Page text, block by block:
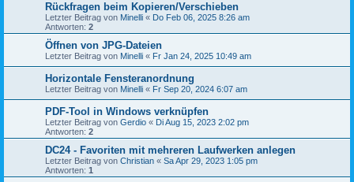
Rückfragen beim Kopieren/Verschieben
Letzter Beitrag von Minelli « Do Feb 06, 2025 8:26 am
Antworten: 2
Öffnen von JPG-Dateien
Letzter Beitrag von Minelli « Fr Jan 24, 2025 10:49 am
Horizontale Fensteranordnung
Letzter Beitrag von Minelli « Fr Sep 20, 2024 6:07 am
PDF-Tool in Windows verknüpfen
Letzter Beitrag von Gerdio « Di Aug 15, 2023 2:02 pm
Antworten: 2
DC24 - Favoriten mit mehreren Laufwerken anlegen
Letzter Beitrag von Christian « Sa Apr 29, 2023 1:05 pm
Antworten: 1